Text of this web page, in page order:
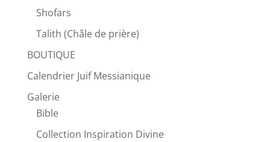
Shofars
Talith (Châle de prière)
BOUTIQUE
Calendrier Juif Messianique
Galerie
Bible
Collection Inspiration Divine